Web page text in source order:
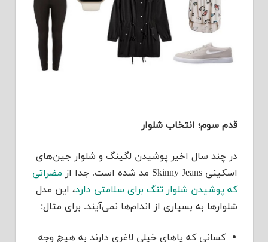
قدم سوم؛ انتخاب شلوار
در چند سال اخیر پوشیدن لگینگ و شلوار جین‌های
اسکینی Skinny Jeans مد شده است. جدا از
مضراتی
که پوشیدن شلوار تنگ برای سلامتی دارد، این مدل
شلوارها به بسیاری از اندام‌ها نمی‌آیند. برای مثال:
کسانی که پاهای خیلی لاغری دارند به هیچ وجه